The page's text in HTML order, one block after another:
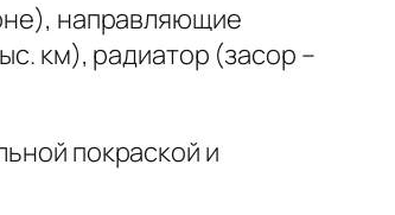
направляющие
км), радиатор (засор –
покраской и